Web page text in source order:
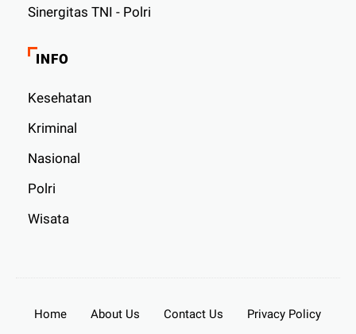
Sinergitas TNI - Polri
INFO
Kesehatan
Kriminal
Nasional
Polri
Wisata
Home About Us Contact Us
Privacy Policy